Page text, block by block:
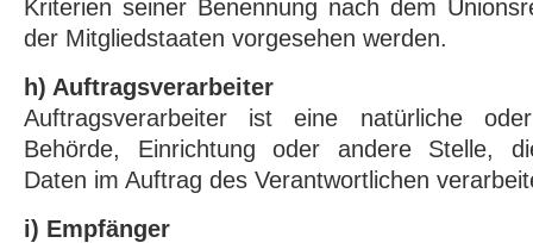
Kriterien seiner Benennung nach dem
der Mitgliedstaaten vorgesehen werden.
h) Auftragsverarbeiter
Auftragsverarbeiter ist eine natürliche
Behörde, Einrichtung oder andere Stelle,
Daten im Auftrag des Verantwortlichen
i) Empfänger